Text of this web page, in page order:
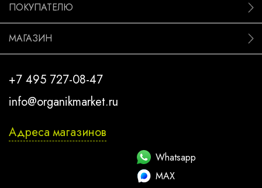
ПОКУПАТЕЛЮ
МАГАЗИН
+7 495 727-08-47
info@organikmarket.ru
Адреса магазинов
Whatsapp
MAX